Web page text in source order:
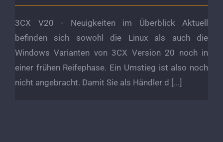
3CX V20 - Neuigkeiten im Überblick Aktuell
befinden sich sowohl die Linux als auch die
Windows Varianten von 3CX Version 20 noch in
einer frühen Reifephase. Ein Umstieg ist also noch
nicht angebracht. Damit Sie als Händler d [...]